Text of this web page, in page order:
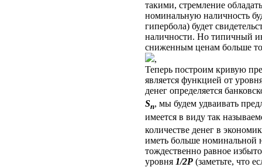
такими, стремление
номинальную наличность
гипербола) будет
наличности. Но типичный
сниженным ценам больше
,
Теперь построим кривую
является функцией от
денег определяется
Sn, мы будем удваивать
имеется в виду так
количестве денег в
иметь больше номинальной
тождественно равное
уровня 1/2Р (заметьте, что